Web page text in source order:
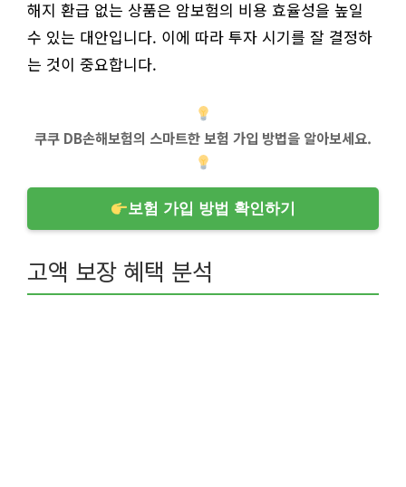
해지 환급 없는 상품은 암보험의 비용 효율성을 높일
수 있는 대안입니다. 이에 따라 투자 시기를 잘 결정하
는 것이 중요합니다.
쿠쿠 DB손해보험의 스마트한 보험 가입 방법을 알아보세요.
보험 가입 방법 확인하기
고액 보장 혜택 분석